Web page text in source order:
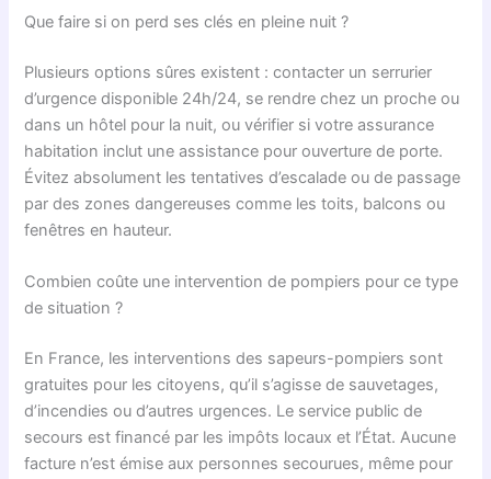
Que faire si on perd ses clés en pleine nuit ?
Plusieurs options sûres existent : contacter un serrurier
d’urgence disponible 24h/24, se rendre chez un proche ou
dans un hôtel pour la nuit, ou vérifier si votre assurance
habitation inclut une assistance pour ouverture de porte.
Évitez absolument les tentatives d’escalade ou de passage
par des zones dangereuses comme les toits, balcons ou
fenêtres en hauteur.
Combien coûte une intervention de pompiers pour ce type
de situation ?
En France, les interventions des sapeurs-pompiers sont
gratuites pour les citoyens, qu’il s’agisse de sauvetages,
d’incendies ou d’autres urgences. Le service public de
secours est financé par les impôts locaux et l’État. Aucune
facture n’est émise aux personnes secourues, même pour